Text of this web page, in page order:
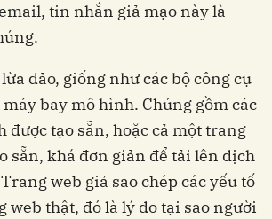
tin nhắn giả mạo này là
đảo, giống như các bộ công cụ
bay mô hình. Chúng gồm các
được tạo sẵn, hoặc cả một trang
sẵn, khá đơn giản để tải lên dịch
web giả sao chép các yếu tố
web thật, đó là lý do tại sao người